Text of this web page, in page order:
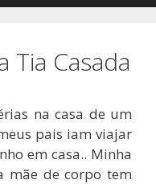
Tia Casada
na casa de um
pais iam viajar
em casa.. Minha
mãe de corpo tem